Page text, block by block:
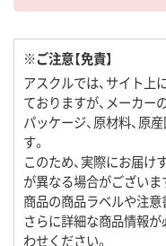
※ご注意【免責】
アスクルでは、サイト上
ておりますが、メーカー
パッケージ、原材料、原
す。
このため、実際にお届
が異なる場合がございま
商品の商品ラベルや注意
さらに詳細な商品情報
わせください。